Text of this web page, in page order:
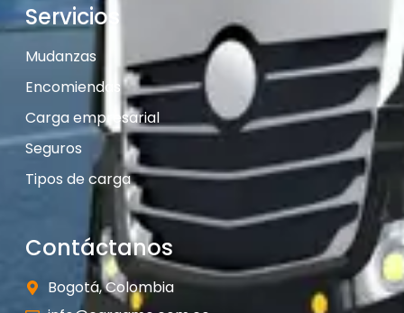
Servicios
Mudanzas
Encomiendas
Carga empresarial
Seguros
Tipos de carga
Contáctanos
Bogotá, Colombia